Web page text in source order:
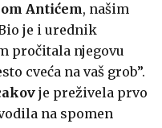
Antićem, našim
je i urednik
pročitala njegovu
cveća na vaš grob”.
je preživela prvo
na spomen